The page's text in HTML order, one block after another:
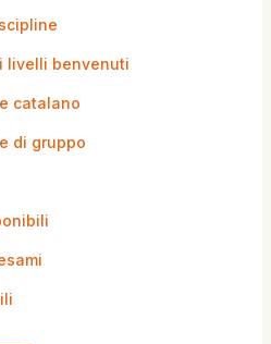
livelli benvenuti
catalano
di gruppo